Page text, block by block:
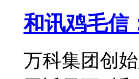
和讯鸡毛信
万科集团创